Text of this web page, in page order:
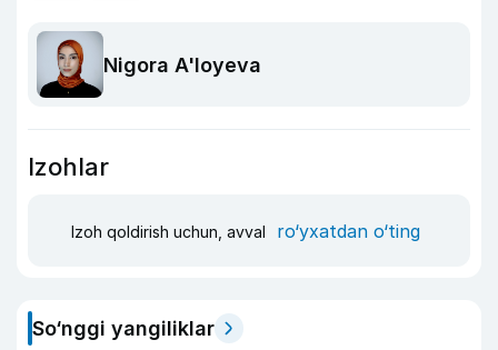
Nigora A'loyeva
Izohlar
Izoh qoldirish uchun, avval ro‘yxatdan o‘ting
So‘nggi yangiliklar